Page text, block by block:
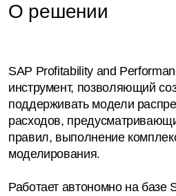
О решении
SAP Profitability and
инструмент, позволяющий
поддерживать модели
расходов,
правил, выполнение
моделирования.
Работает автономно на базе